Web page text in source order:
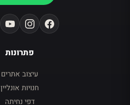
פתרונות
עיצוב אתרים
חנויות אונליין
דפי נחיתה